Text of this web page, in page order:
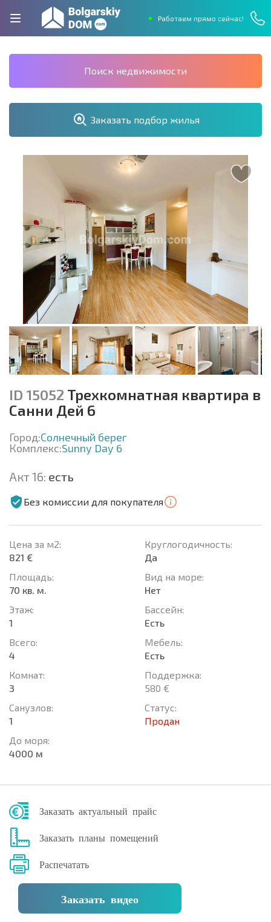
Работаем прямо сейчас!
Поиск недвижимости
Заказать подбор жилья
ID 15052 Трехкомнатная квартира в
Санни Дей 6
Город:Солнечный берег
Комплекс:Sunny Day 6
Акт 16: есть
Без комиссии для покупателя
Цена за м2:
821 €
Площадь:
70 кв. м.
Этаж:
1
Всего:
4
Комнат:
3
Санузлов:
1
До моря:
4000 м
Круглогодичность:
Да
Вид на море:
Нет
Басcейн:
Есть
Мебель:
Есть
Поддержка:
580 €
Статус:
Продан
Заказать актуальный прайс
Заказать планы помещений
Распечатать
Заказать видео